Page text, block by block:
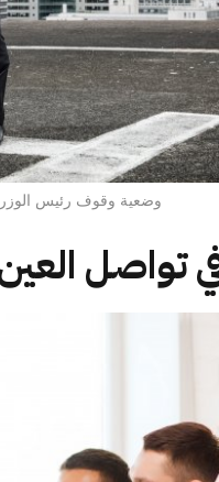
وضعية وقوف رئيس